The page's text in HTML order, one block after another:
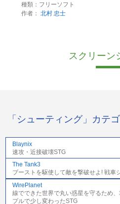
種類：フリーソフト
作者： 北村 忠士
スクリーン
「シューティング」カテ
Blaynix
速攻・近接破壊STG
The Tank3
ブーストを駆使して敵を撃破せよ! 戦車
WirePlanet
線でできた世界で丸い惑星を守るため
プルで少し変わったSTG